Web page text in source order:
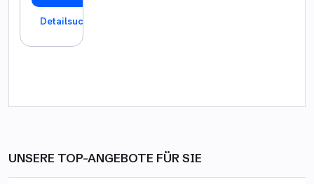
Detailsuche
UNSERE TOP-ANGEBOTE FÜR SIE